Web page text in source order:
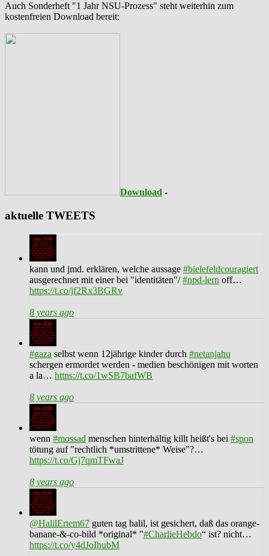
Auch Sonderheft "1 Jahr NSU-Prozess" steht weiterhin zum
kostenfreien Download bereit:
Download -
aktuelle TWEETS
kann und jmd. erklären, welche aussage #bielefeldcouragiert
ausgerechnet mit einer bei "identitäten"/#npd-lern off…
https://t.co/jf2Rx3BGRv
8 years ago
#gaza selbst wenn 12jährige kinder durch #netanjahu
schergen ermordet werden - medien beschönigen mit worten
a la… https://t.co/1wSB7bafWB
8 years ago
wenn #mossad menschen hinterhältig killt heißt's bei #spon
tötung auf "rechtlich *umstrittene* Weise"?…
https://t.co/Gj7qmTFwaJ
8 years ago
@HalilErtem67 guten tag halil, ist gesichert, daß das orange-
banane-&-co-bild *original* "#CharlieHebdo“ ist? nicht…
https://t.co/y4dJoIhubM